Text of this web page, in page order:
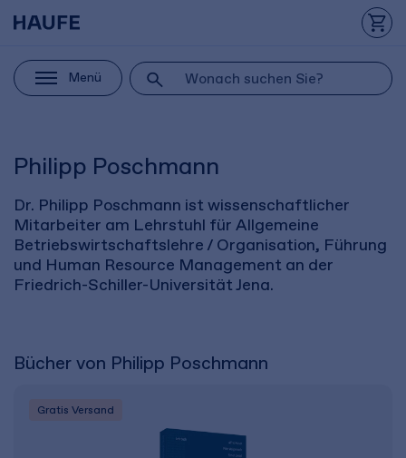
Menü
Philipp Poschmann
Dr. Philipp Poschmann ist wissenschaftlicher
Mitarbeiter am Lehrstuhl für Allgemeine
Betriebswirtschaftslehre / Organisation, Führung
und Human Resource Management an der
Friedrich-Schiller-Universität Jena.
Bücher von Philipp Poschmann
Gratis Versand